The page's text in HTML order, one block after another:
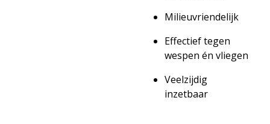
Milieuvriendelijk
Effectief tegen
wespen én vliegen
Veelzijdig
inzetbaar